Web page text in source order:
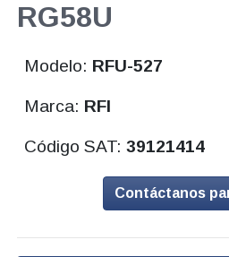
RG58U
Modelo: RFU-527
Marca: RFI
Código SAT:39121414
Contáctanos